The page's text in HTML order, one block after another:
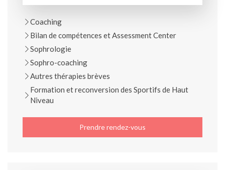
Coaching
Bilan de compétences et Assessment Center
Sophrologie
Sophro-coaching
Autres thérapies brèves
Formation et reconversion des Sportifs de Haut
Niveau
Prendre rendez-vous